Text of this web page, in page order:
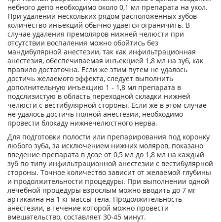
небного депо необходимо около 0,1 мл препарата на укол.
При удалении нескольких рядом расположенных зубов
количество инъекций обычно удается ограничить. В
случае удаления премоляров нижней челюсти при
отсутствии воспаления можно обойтись без
мандибулярной анестезии, так как инфильтрационная
анестезия, обеспечиваемая инъекцией 1,8 мл на зуб, как
правило достаточна. Если же этим путем не удалось
достичь желаемого эффекта, следует выполнить
дополнительную инъекцию 1 - 1,8 мл препарата в
подслизистую в область переходной складки нижней
челюсти с вестибулярной стороны. Если же в этом случае
не удалось достичь полной анестезии, необходимо
провести блокаду нижнечелюстного нерва.
Для подготовки полости или препарирования под коронку
любого зуба, за исключением нижних моляров, показано
введение препарата в дозе от 0,5 мл до 1,8 мл на каждый
зуб по типу инфильтрационной анестезии с вестибулярной
стороны. Точное количество зависит от желаемой глубины
и продолжительности процедуры. При выполнении одной
лечебной процедуры взрослым можно вводить до 7 мг
артикаина на 1 кг массы тела. Продолжительность
анестезии, в течение которой можно провести
вмешательство, составляет 30-45 минут.